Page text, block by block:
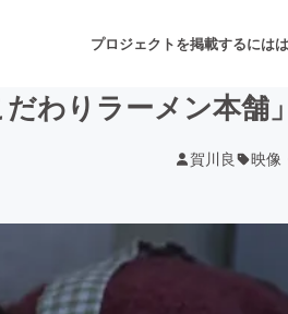
プロジェクトを掲載するには
だわりラーメン本
賀川良 映像